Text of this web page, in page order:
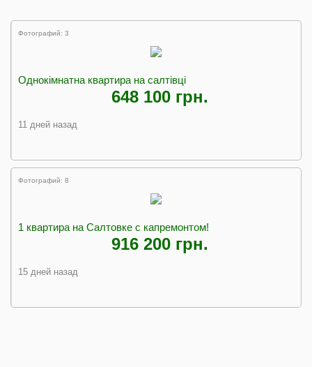
Фотографий: 3
Однокімнатна квартира на салтівці
648 100 грн.
11 дней назад
Фотографий: 8
1 квартира на Салтовке с капремонтом!
916 200 грн.
15 дней назад